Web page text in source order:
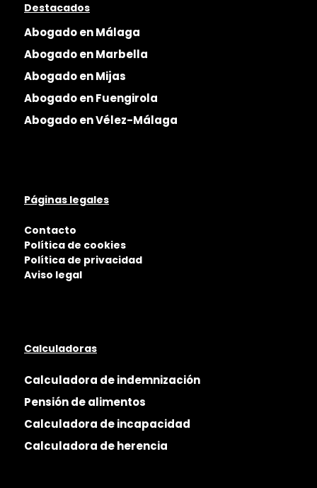
Destacados
Abogado en Málaga
Abogado en Marbella
Abogado en Mijas
Abogado en Fuengirola
Abogado en Vélez-Málaga
Páginas legales
Contacto
Política de cookies
Política de privacidad
Aviso legal
Calculadoras
Calculadora de indemnización
Pensión de alimentos
Calculadora de incapacidad
Calculadora de herencia